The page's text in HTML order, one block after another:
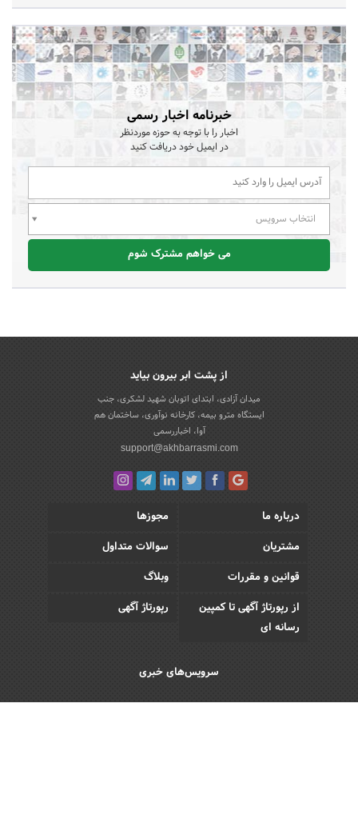
خبرنامه اخبار رسمی
اخبار را با توجه به حوزه موردنظر
در ایمیل خود دریافت کنید
انتخاب سرویس
می خواهم مشترک شوم
از پشت ابر بیرون بیاید
میدان آزادی، ابتدای اتوبان شهید لشکری، جنب
ایستگاه مترو بیمه، کارخانه نوآوری، ساختمان هم
آوا، اخباررسمی
support@akhbarrasmi.com
درباره ما
مجوزها
مشتریان
سوالات متداول
قوانین و مقررات
وبلاگ
از رپورتاژ آگهی تا کمپین
رسانه ای
رپورتاژ آگهی
سرویس‌های خبری